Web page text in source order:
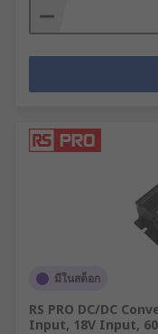
มีในสต็อก
RS PRO DC/DC
Input, 18V Input, 60